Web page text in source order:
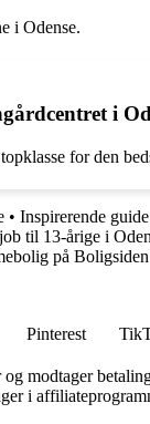
i Odense.
i
for den
• Inspirerende
til 13-årige i
på
Pinterest
modtager
i